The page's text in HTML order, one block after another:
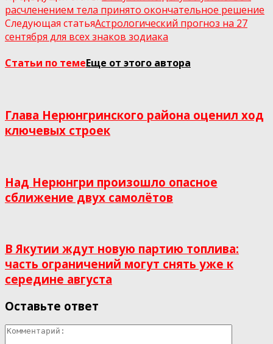
расчленением тела принято окончательное решение
Следующая статьяАстрологический прогноз на 27
сентября для всех знаков зодиака
Статьи по темеЕще от этого автора
Глава Нерюнгринского района оценил ход
ключевых строек
Над Нерюнгри произошло опасное
сближение двух самолётов
В Якутии ждут новую партию топлива:
часть ограничений могут снять уже к
середине августа
Оставьте ответ